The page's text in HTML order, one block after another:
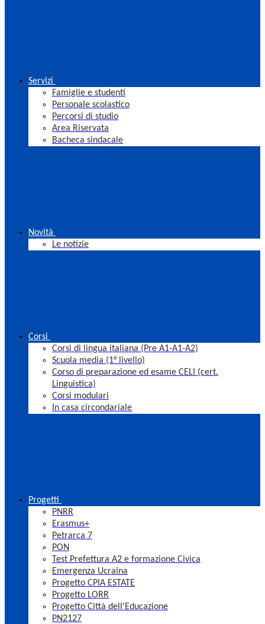
Servizi
Famiglie e studenti
Personale scolastico
Percorsi di studio
Area Riservata
Bacheca sindacale
Novità
Le notizie
Corsi
Corsi di lingua italiana (Pre A1-A1-A2)
Scuola media (1° livello)
Corso di preparazione ed esame CELI (cert.
Linguistica)
Corsi modulari
In casa circondariale
Progetti
PNRR
Erasmus+
Petrarca 7
PON
Test Prefettura A2 e formazione Civica
Emergenza Ucraina
Progetto CPIA ESTATE
Progetto LORR
Progetto Città dell'Educazione
PN2127